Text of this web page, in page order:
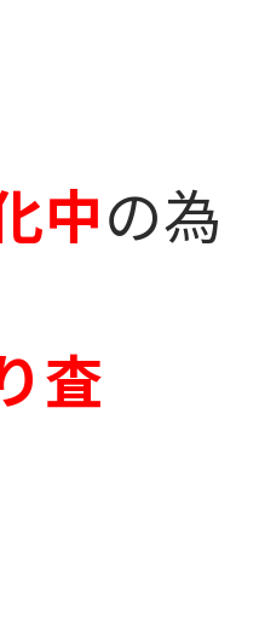
中の為
査